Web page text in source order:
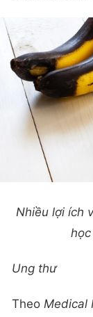
Nhiều lợi ích
Ung thư
Theo Medical